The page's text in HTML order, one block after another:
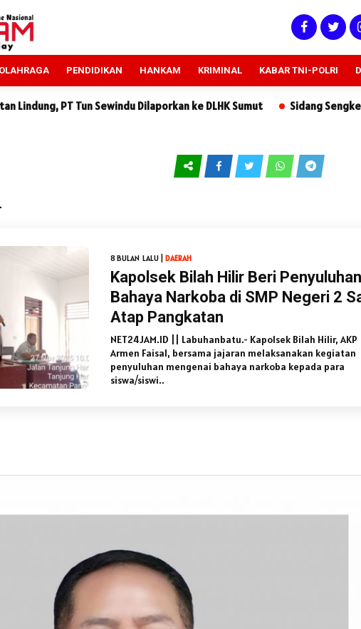
OLAHRAGA PENDIDIKAN HANKAM KRIMINAL KABAR TNI-POLRI
PT Tun Sewindu Dilaporkan ke DLHK Sumut Sidang Sengketa Tanah
8 BULAN LALU | DAERAH
Kapolsek Bilah Hilir Beri Penyuluhan
Bahaya Narkoba di SMP Negeri 2
Atap Pangkatan
NET24JAM.ID || Labuhanbatu.- Kapolsek Bilah Hilir, AKP
Armen Faisal, bersama jajaran melaksanakan kegiatan
penyuluhan mengenai bahaya narkoba kepada para
siswa/siswi..